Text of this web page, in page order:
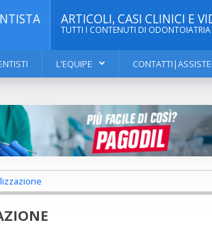
ARTICOLI, CASI CLINICI E
TUTTI I CONTENUTI DI ODONTOIATRIA
L'EQUIPE